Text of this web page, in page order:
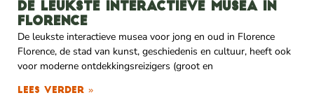
De leukste interactieve musea in
Florence
De leukste interactieve musea voor jong en oud in Florence
Florence, de stad van kunst, geschiedenis en cultuur, heeft ook
voor moderne ontdekkingsreizigers (groot en
Lees verder »